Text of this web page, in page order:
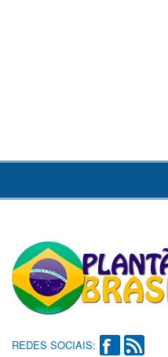
REDES SOCIAIS: